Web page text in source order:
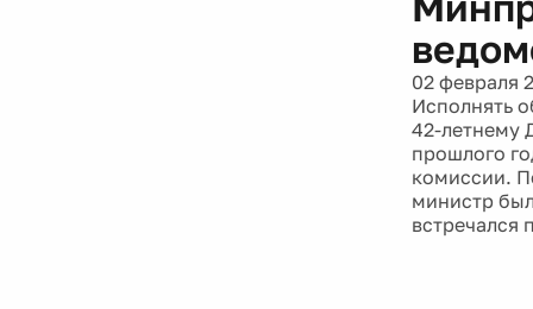
02 февраля
Исполнять
42-летнему
прошлого
комиссии.
министр
встречался